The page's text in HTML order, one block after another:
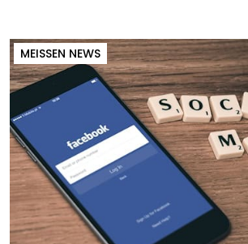
MEISSEN NEWS